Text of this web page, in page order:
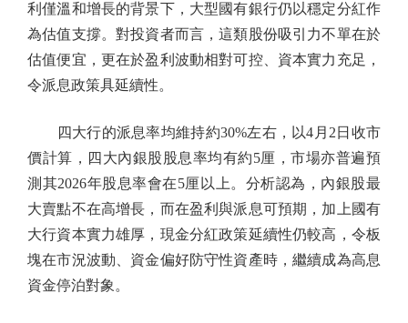
利僅溫和增長的背景下，大型國有銀行仍以穩定分紅作
為估值支撐。對投資者而言，這類股份吸引力不單在於
估值便宜，更在於盈利波動相對可控、資本實力充足，
令派息政策具延續性。
四大行的派息率均維持約30%左右，以4月2日收市
價計算，四大內銀股股息率均有約5厘，市場亦普遍預
測其2026年股息率會在5厘以上。分析認為，內銀股最
大賣點不在高增長，而在盈利與派息可預期，加上國有
大行資本實力雄厚，現金分紅政策延續性仍較高，令板
塊在市況波動、資金偏好防守性資產時，繼續成為高息
資金停泊對象。